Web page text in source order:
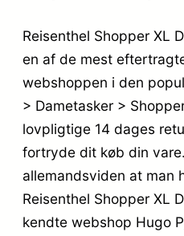
Reisenthel Shopper XL
en af de mest
webshoppen i den
> Dametasker >
lovpligtige 14 dages
fortryde dit køb din
allemandsviden at man
Reisenthel Shopper XL
kendte webshop Hugo